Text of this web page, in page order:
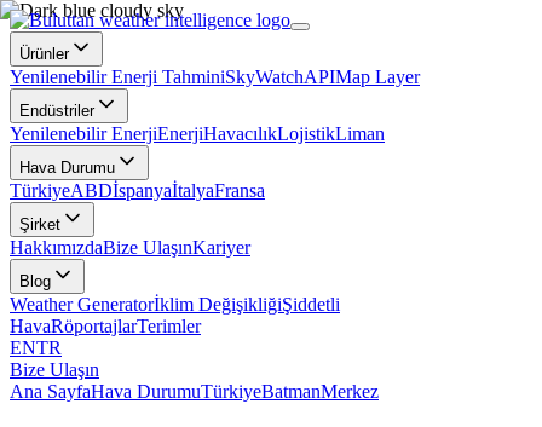
Ürünler
Yenilenebilir Enerji TahminiSkyWatchAPIMap Layer
Endüstriler
Yenilenebilir EnerjiEnerjiHavacılıkLojistikLiman
Hava Durumu
TürkiyeABDİspanyaİtalyaFransa
Şirket
HakkımızdaBize UlaşınKariyer
Blog
Weather Generatorİklim DeğişikliğiŞiddetli
HavaRöportajlarTerimler
ENTR
Bize Ulaşın
Ana SayfaHava DurumuTürkiyeBatmanMerkez